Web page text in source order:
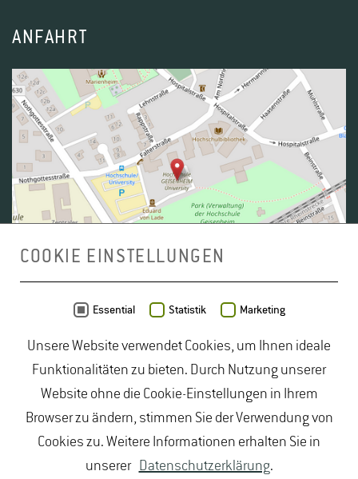
ANFAHRT
OpenStreetMap- Veröffentlicht unterODbL
duales Studium Gartenbau| Gartenbau Studium|
Lebensmittelrecht Studium|Lebensmittelsicherheit
Studium| Naturschutz Studium|Oenologie
Studium| Studiengang Logistik|Studiengänge
Lebensmittel |Studiengänge Natur| Studiengänge
COOKIE EINSTELLUNGEN
Essential Statistik Marketing
Unsere Website verwendet Cookies, um Ihnen ideale
Funktionalitäten zu bieten. Durch Nutzung unserer
Website ohne die Cookie-Einstellungen in Ihrem
Browser zu ändern, stimmen Sie der Verwendung von
Cookies zu. Weitere Informationen erhalten Sie in
unserer Datenschutzerklärung.